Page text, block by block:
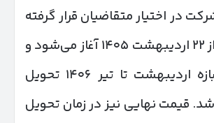
در اختیار متقاضیان قرار گرفته
است. ثبت‌نام از ۲۲ اردیبهشت ۱۴۰۵ آغاز می‌شود و
خودروها در بازه اردیبهشت تا تیر ۱۴۰۶ تحویل
قیمت نهایی نیز در زمان تحویل